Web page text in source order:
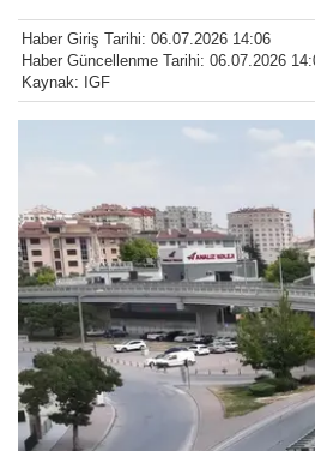
Haber Giriş Tarihi: 06.07.2026 14:06
Haber Güncellenme Tarihi: 06.07.2026
Kaynak: IGF